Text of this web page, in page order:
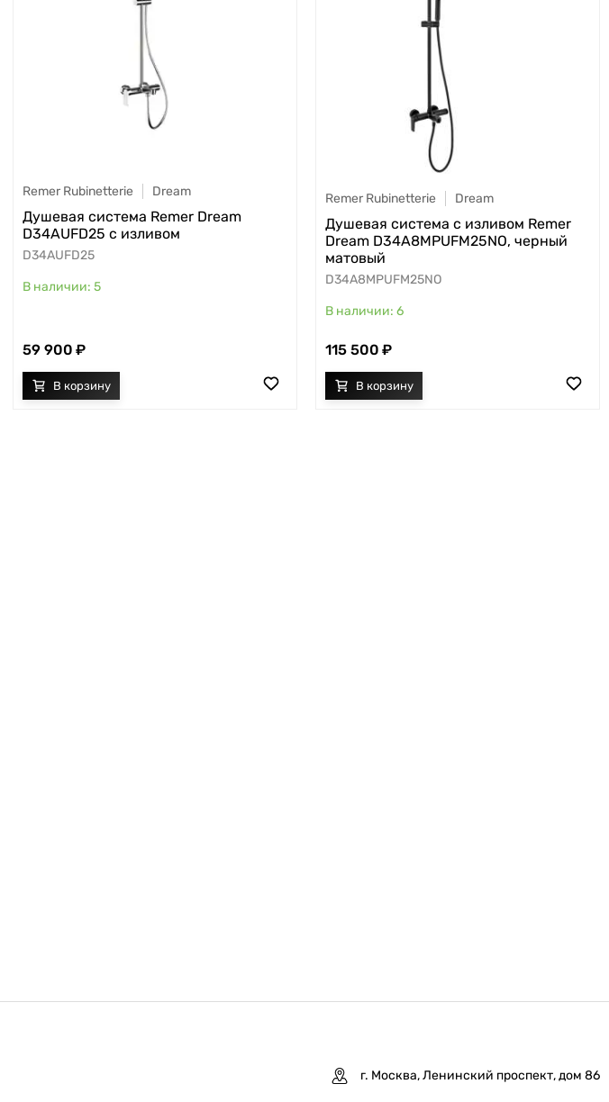
Remer Rubinetterie Dream
Душевая система Remer Dream
D34AUFD25 с изливом
D34AUFD25
5
59 900
Remer Rubinetterie Dream
Душевая система с изливом Remer
Dream D34A8MPUFM25NO, черный
матовый
D34A8MPUFM25NO
6
115 500
г. Москва, Ленинский проспект, дом 86